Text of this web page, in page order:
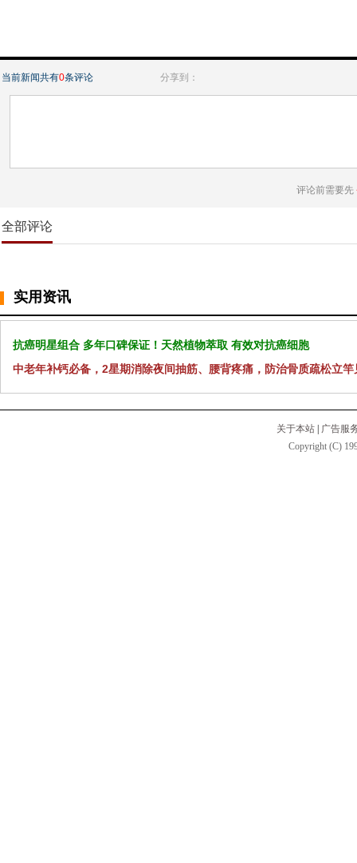
当前新闻共有0条评论 分享到：
评论前需要先
全部评论
实用资讯
抗癌明星组合 多年口碑保证！天然植物萃取 有效对抗癌细胞
中老年补钙必备，2星期消除夜间抽筋、腰背疼痛，防治骨质疏松立竿
关于本站 | 广告服
Copyright (C)